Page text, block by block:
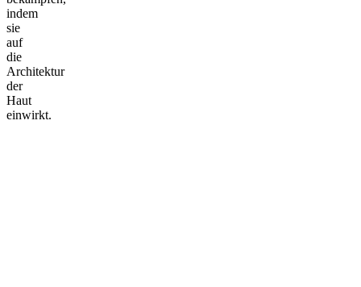
indem
sie
auf
die
Architektur
der
Haut
einwirkt.